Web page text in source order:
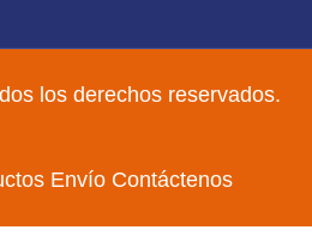
los derechos reservados.
Envío Contáctenos